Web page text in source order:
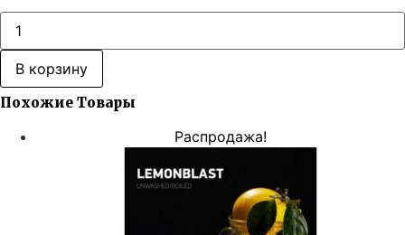
составляла413,00 ₽.
Количество
товара
Dark
Side
Soft
-
Pepperblast
В корзину
Похожие Товары
Распродажа!